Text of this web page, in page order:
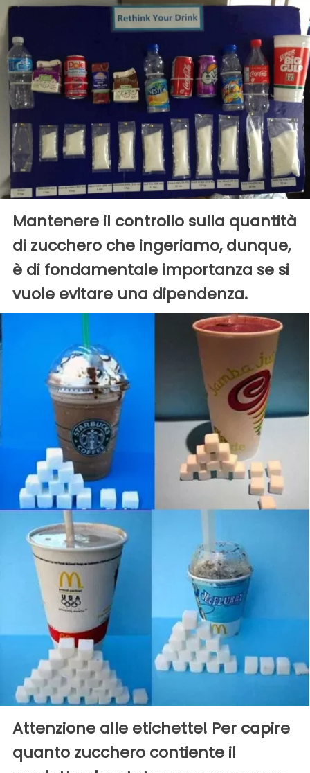
Mantenere il controllo sulla quantità
di zucchero che ingeriamo, dunque,
è di fondamentale importanza se si
vuole evitare una dipendenza.
Attenzione alle etichette! Per capire
quanto zucchero contiente il